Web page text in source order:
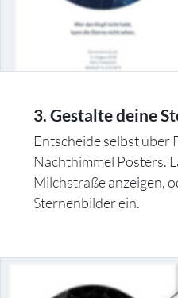
3. Gestalte deine
Entscheide selbst über
Nachthimmel Posters.
Milchstraße anzeigen,
Sternenbilder ein.